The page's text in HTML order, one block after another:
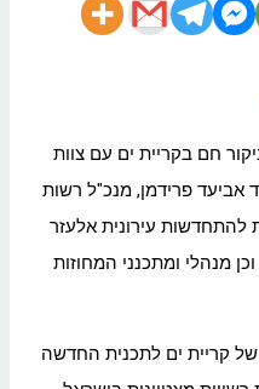
חם בקריית ים עם צוות
פרידמן, מנכ"ל רשות
להתחדשות עירונית אלעזר
מנהלי ומתכנני המחוזות
של קריית ים לתכנית החדשה